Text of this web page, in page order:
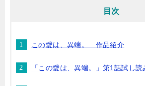
目次
この愛は、異端。 作品紹介
「この愛は、異端。」第1話試し読